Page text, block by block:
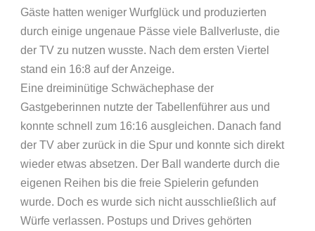
Gäste hatten weniger Wurfglück und produzierten
durch einige ungenaue Pässe viele Ballverluste, die
der TV zu nutzen wusste. Nach dem ersten Viertel
stand ein 16:8 auf der Anzeige.
Eine dreiminütige Schwächephase der
Gastgeberinnen nutzte der Tabellenführer aus und
konnte schnell zum 16:16 ausgleichen. Danach fand
der TV aber zurück in die Spur und konnte sich direkt
wieder etwas absetzen. Der Ball wanderte durch die
eigenen Reihen bis die freie Spielerin gefunden
wurde. Doch es wurde sich nicht ausschließlich auf
Würfe verlassen. Postups und Drives gehörten